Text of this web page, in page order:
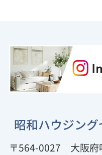
昭和ハウジン
〒564-0027
大阪